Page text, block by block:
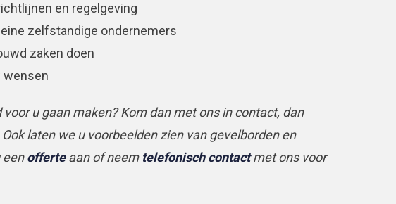
en regelgeving
zelfstandige ondernemers
zaken doen
wensen
u gaan maken? Kom dan met ons in contact, dan
laten we u voorbeelden zien van gevelborden en
eenofferteaan of neem telefonisch contactmet ons voor